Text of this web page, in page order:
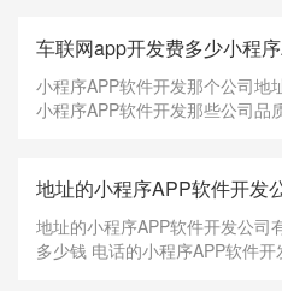
完全免费，并提供付费的商业用
小程序APP软件开发那个公司地
小程序APP软件开发那些公司品
程，你一定会发现，每到一台新
地址的小程序APP软件开发公司
多少钱 电话的小程序APP软件